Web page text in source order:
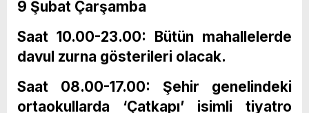
9 Şubat Çarşamba
Saat 10.00-23.00: Bütün mahallelerde
davul zurna gösterileri olacak.
Saat 08.00-17.00: Şehir genelindeki
ortaokullarda ‘Çatkapı’ isimli tiyatro